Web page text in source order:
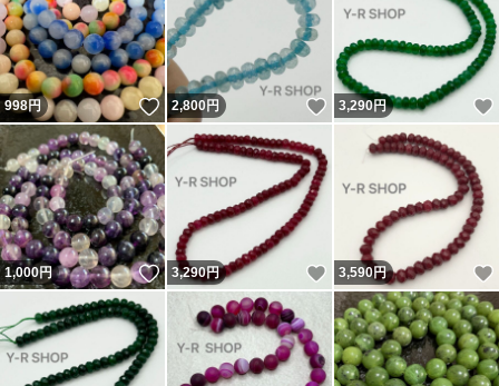
998円 いいね！
2,800円 いいね！
3,290円
1,000円 いいね！
3,290円 いいね！
3,590円